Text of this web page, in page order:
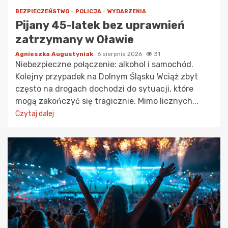
BEZPIECZEŃSTWO POLICJA WYDARZENIA
Pijany 45-latek bez uprawnień
zatrzymany w Oławie
Agnieszka Augustyniak 6 sierpnia 2026 31
Niebezpieczne połączenie: alkohol i samochód.
Kolejny przypadek na Dolnym Śląsku Wciąż zbyt
często na drogach dochodzi do sytuacji, które
mogą zakończyć się tragicznie. Mimo licznych...
Czytaj dalej